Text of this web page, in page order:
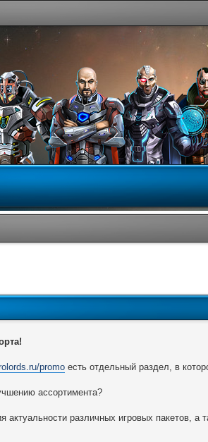
promo есть отдельный раздел, в
ассортимента?
различных игровых пакетов, а